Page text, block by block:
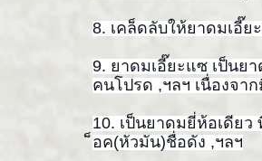
8. เคล็ดลับให้ยาดมเอี๊ย
9. ยาดมเอี๊ยะแซ เป็นย
คนโปรด ,ฯลฯ เนื่องจา
10. เป็นยาดมยี่ห้อเดีย
็อค(หัวมัน)ชื่อดัง ,ฯลฯ